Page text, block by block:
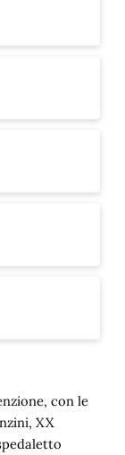
con le
XX